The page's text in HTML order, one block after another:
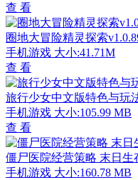
查 看
圈地大冒险精灵探索
手机游戏 大小:41.71M
查 看
旅行少女中文版特色与玩
手机游戏 大小:105.99 MB
查 看
僵尸医院经营策略 末日生
手机游戏 大小:160.78 MB